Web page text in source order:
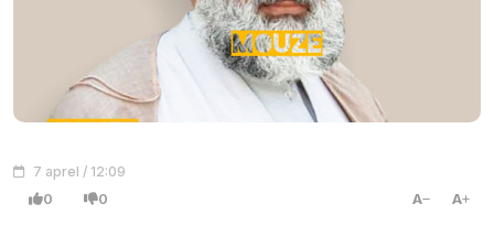
7 aprel / 12:09
0 0 A A